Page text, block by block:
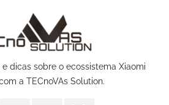
dicas sobre o ecossistema Xiaomi
a TECnoVAs Solution.